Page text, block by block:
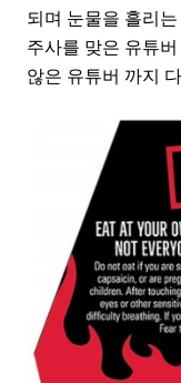
되며 눈물을 흘리
주사를 맞은 유튜
않은 유튜버 까지